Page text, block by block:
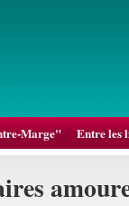
Marge" Entre les